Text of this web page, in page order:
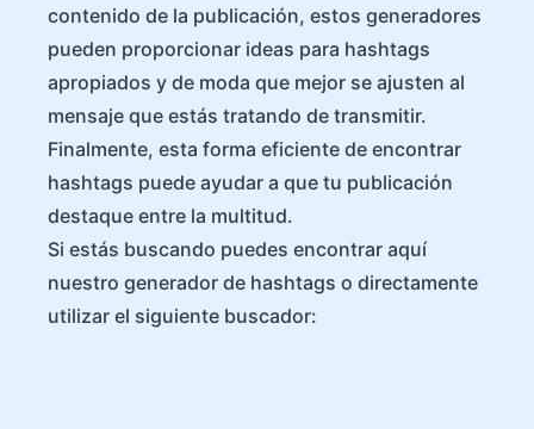
contenido de la publicación, estos generadores
pueden proporcionar ideas para hashtags
apropiados y de moda que mejor se ajusten al
mensaje que estás tratando de transmitir.
Finalmente, esta forma eficiente de encontrar
hashtags puede ayudar a que tu publicación
destaque entre la multitud.
Si estás buscando puedes encontrar aquí
nuestro generador de hashtags o directamente
utilizar el siguiente buscador: